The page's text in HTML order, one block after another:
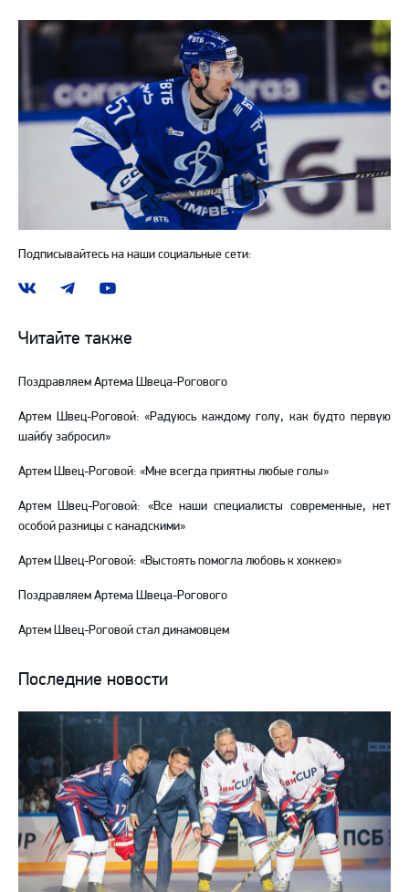
Подписывайтесь на наши социальные сети:
Наша
ВКонтакте
Наш
в
Telegram
Наш
YouTube
Читайте также
Поздравляем Артема Швеца-Рогового
Артем Швец-Роговой: «Радуюсь каждому голу, как будто первую
шайбу забросил»
Артем Швец-Роговой: «Мне всегда приятны любые голы»
Артем Швец-Роговой: «Все наши специалисты современные, нет
особой разницы с канадскими»
Артем Швец-Роговой: «Выстоять помогла любовь к хоккею»
Поздравляем Артема Швеца-Рогового
Артем Швец-Роговой стал динамовцем
Последние новости